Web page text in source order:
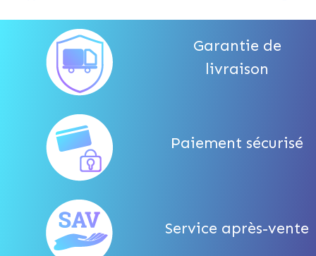
Garantie de
livraison
Paiement sécurisé
Service après-vente